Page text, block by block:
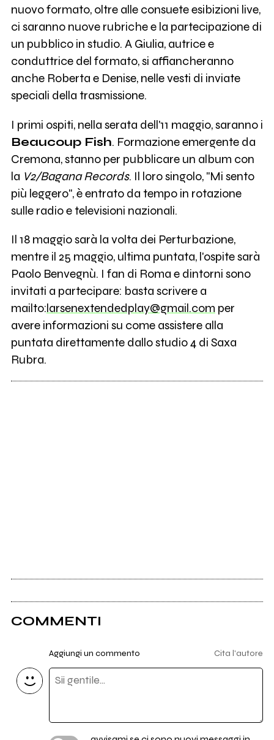
nuovo formato, oltre alle consuete esibizioni live,
ci saranno nuove rubriche e la partecipazione di
un pubblico in studio. A Giulia, autrice e
conduttrice del formato, si affiancheranno
anche Roberta e Denise, nelle vesti di inviate
speciali della trasmissione.
I primi ospiti, nella serata dell'11 maggio, saranno i
Beaucoup Fish. Formazione emergente da
Cremona, stanno per pubblicare un album con
la V2/Bagana Records. Il loro singolo, "Mi sento
più leggero", è entrato da tempo in rotazione
sulle radio e televisioni nazionali.
Il 18 maggio sarà la volta dei Perturbazione,
mentre il 25 maggio, ultima puntata, l'ospite sarà
Paolo Benvegnù. I fan di Roma e dintorni sono
invitati a partecipare: basta scrivere a
mailto:larsenextendedplay@gmail.com per
avere informazioni su come assistere alla
puntata direttamente dallo studio 4 di Saxa
Rubra.
COMMENTI
Aggiungi un commento Cita l'autore